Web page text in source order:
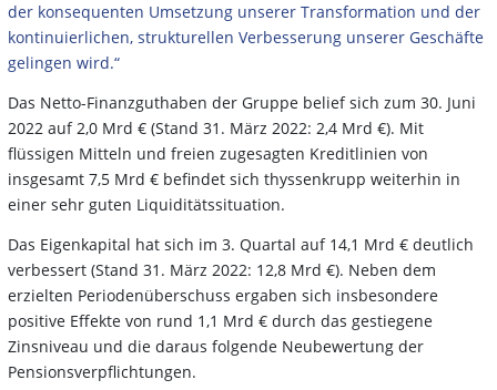
der konsequenten Umsetzung unserer Transformation und der
kontinuierlichen, strukturellen Verbesserung unserer Geschäfte
gelingen wird.“
Das Netto-Finanzguthaben der Gruppe belief sich zum 30. Juni
2022 auf 2,0 Mrd € (Stand 31. März 2022: 2,4 Mrd €). Mit
flüssigen Mitteln und freien zugesagten Kreditlinien von
insgesamt 7,5 Mrd € befindet sich thyssenkrupp weiterhin in
einer sehr guten Liquiditätssituation.
Das Eigenkapital hat sich im 3. Quartal auf 14,1 Mrd € deutlich
verbessert (Stand 31. März 2022: 12,8 Mrd €). Neben dem
erzielten Periodenüberschuss ergaben sich insbesondere
positive Effekte von rund 1,1 Mrd € durch das gestiegene
Zinsniveau und die daraus folgende Neubewertung der
Pensionsverpflichtungen.